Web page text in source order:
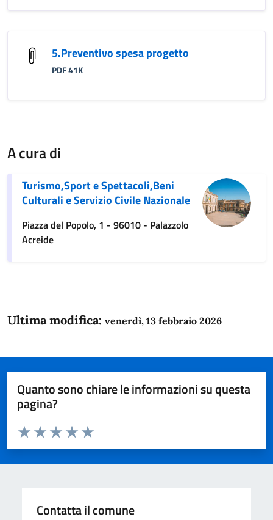
5.Preventivo spesa progetto
PDF 41K
A cura di
Turismo,Sport e Spettacoli,Beni
Culturali e Servizio Civile Nazionale
Piazza del Popolo, 1 - 96010 - Palazzolo
Acreide
Ultima modifica: venerdì, 13 febbraio 2026
Quanto sono chiare le informazioni su questa
pagina?
Domanda
Valuta da 1 a 5 stelle la pagina
Valuta 5 stelle su 5
Valuta 4 stelle su 5
Valuta 3 stelle su 5
Valuta 2 stelle su 5
Valuta 1 stelle su 5
Contatta il comune